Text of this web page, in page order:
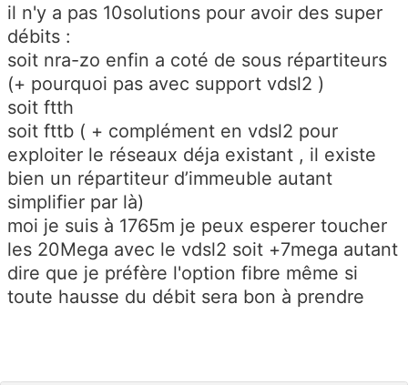
il n'y a pas 10solutions pour avoir des super
débits :
soit nra-zo enfin a coté de sous répartiteurs
(+ pourquoi pas avec support vdsl2 )
soit ftth
soit fttb ( + complément en vdsl2 pour
exploiter le réseaux déja existant , il existe
bien un répartiteur d’immeuble autant
simplifier par là)
moi je suis à 1765m je peux esperer toucher
les 20Mega avec le vdsl2 soit +7mega autant
dire que je préfère l'option fibre même si
toute hausse du débit sera bon à prendre